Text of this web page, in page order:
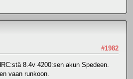
#1982
8.4v 4200:sen akun Spedeen.
vaan runkoon.